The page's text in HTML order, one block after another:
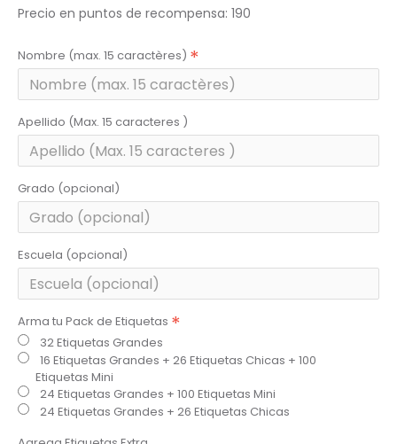
Precio en puntos de recompensa: 190
Nombre (max. 15 caractères)
Apellido (Max. 15 caracteres )
Grado (opcional)
Escuela (opcional)
Arma tu Pack de Etiquetas
32 Etiquetas Grandes
16 Etiquetas Grandes + 26 Etiquetas Chicas + 100
Etiquetas Mini
24 Etiquetas Grandes + 100 Etiquetas Mini
24 Etiquetas Grandes + 26 Etiquetas Chicas